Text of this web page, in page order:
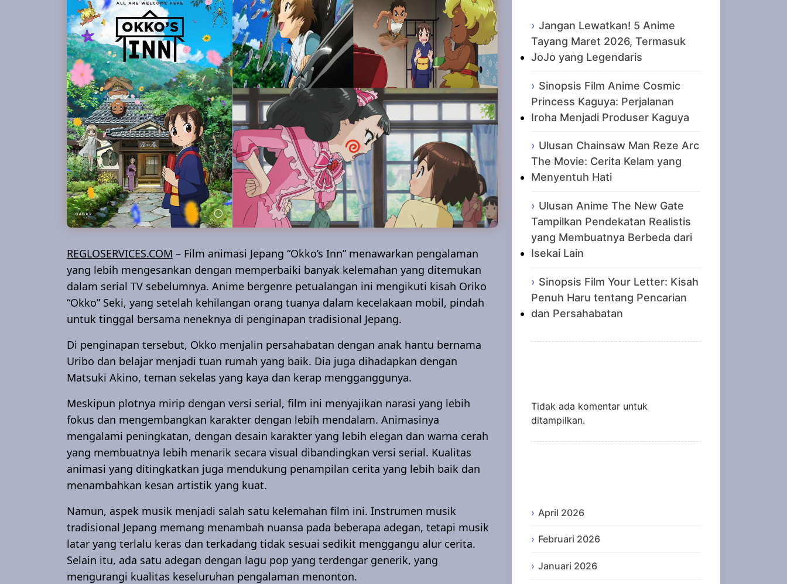
REGLOSERVICES.COM – Film animasi Jepang “Okko’s Inn” menawarkan pengalaman
yang lebih mengesankan dengan memperbaiki banyak kelemahan yang ditemukan
dalam serial TV sebelumnya. Anime bergenre petualangan ini mengikuti kisah Oriko
“Okko” Seki, yang setelah kehilangan orang tuanya dalam kecelakaan mobil, pindah
untuk tinggal bersama neneknya di penginapan tradisional Jepang.
Di penginapan tersebut, Okko menjalin persahabatan dengan anak hantu bernama
Uribo dan belajar menjadi tuan rumah yang baik. Dia juga dihadapkan dengan
Matsuki Akino, teman sekelas yang kaya dan kerap mengganggunya.
Meskipun plotnya mirip dengan versi serial, film ini menyajikan narasi yang lebih
fokus dan mengembangkan karakter dengan lebih mendalam. Animasinya
mengalami peningkatan, dengan desain karakter yang lebih elegan dan warna cerah
yang membuatnya lebih menarik secara visual dibandingkan versi serial. Kualitas
animasi yang ditingkatkan juga mendukung penampilan cerita yang lebih baik dan
menambahkan kesan artistik yang kuat.
Namun, aspek musik menjadi salah satu kelemahan film ini. Instrumen musik
tradisional Jepang memang menambah nuansa pada beberapa adegan, tetapi musik
latar yang terlalu keras dan terkadang tidak sesuai sedikit menggangu alur cerita.
Selain itu, ada satu adegan dengan lagu pop yang terdengar generik, yang
mengurangi kualitas keseluruhan pengalaman menonton.
Jangan Lewatkan! 5 Anime
Tayang Maret 2026, Termasuk
JoJo yang Legendaris
Sinopsis Film Anime Cosmic
Princess Kaguya: Perjalanan
Iroha Menjadi Produser Kaguya
Ulusan Chainsaw Man Reze Arc
The Movie: Cerita Kelam yang
Menyentuh Hati
Ulusan Anime The New Gate
Tampilkan Pendekatan Realistis
yang Membuatnya Berbeda dari
Isekai Lain
Sinopsis Film Your Letter: Kisah
Penuh Haru tentang Pencarian
dan Persahabatan
Tidak ada komentar untuk
ditampilkan.
April 2026
Februari 2026
Januari 2026